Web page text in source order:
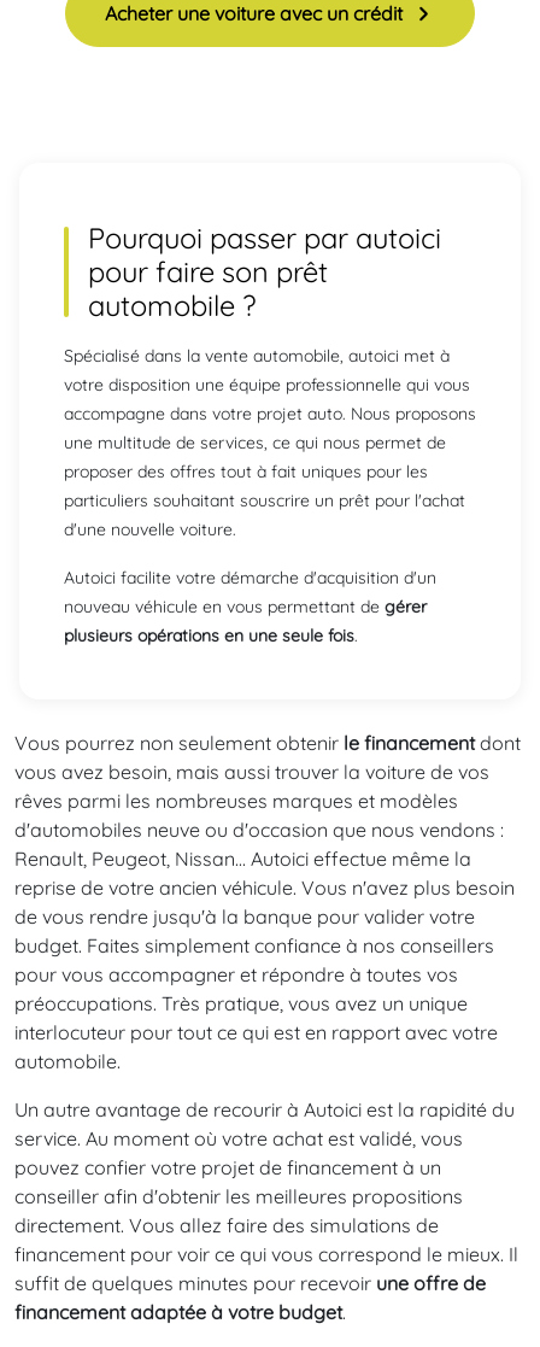
Acheter une voiture avec un crédit
Pourquoi passer par autoici
pour faire son prêt
automobile ?
Spécialisé dans la vente automobile, autoici met à
votre disposition une équipe professionnelle qui vous
accompagne dans votre projet auto. Nous proposons
une multitude de services, ce qui nous permet de
proposer des offres tout à fait uniques pour les
particuliers souhaitant souscrire un prêt pour l'achat
d'une nouvelle voiture.
Autoici facilite votre démarche d'acquisition d'un
nouveau véhicule en vous permettant de gérer
plusieurs opérations en une seule fois.
Vous pourrez non seulement obtenir le financementdont
vous avez besoin, mais aussi trouver la voiture de vos
rêves parmi les nombreuses marques et modèles
d'automobiles neuve ou d'occasion que nous vendons :
Renault, Peugeot, Nissan... Autoici effectue même la
reprise de votre ancien véhicule. Vous n'avez plus besoin
de vous rendre jusqu'à la banque pour valider votre
budget. Faites simplement confiance à nos conseillers
pour vous accompagner et répondre à toutes vos
préoccupations. Très pratique, vous avez un unique
interlocuteur pour tout ce qui est en rapport avec votre
automobile.
Un autre avantage de recourir à Autoici est la rapidité du
service. Au moment où votre achat est validé, vous
pouvez confier votre projet de financement à un
conseiller afin d'obtenir les meilleures propositions
directement. Vous allez faire des simulations de
financement pour voir ce qui vous correspond le mieux. Il
suffit de quelques minutes pour recevoir une offre de
financement adaptée à votre budget.